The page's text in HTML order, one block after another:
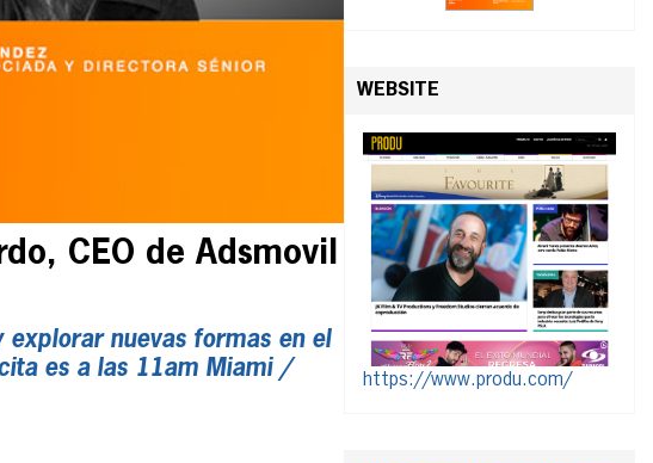
CEO de Adsmovil
nuevas formas en el
es a las 11am Miami /
WEBSITE
https://www.produ.com/